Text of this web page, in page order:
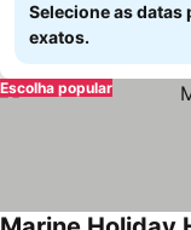
Selecione as datas
exatos.
Escolha popular